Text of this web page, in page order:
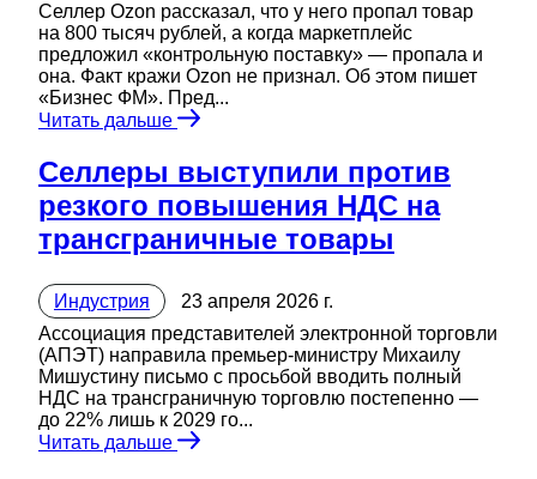
Селлер Ozon рассказал, что у него пропал товар
на 800 тысяч рублей, а когда маркетплейс
предложил «контрольную поставку» — пропала и
она. Факт кражи Ozon не признал. Об этом пишет
«Бизнес ФМ». Пред...
Читать дальше
Селлеры выступили против
резкого повышения НДС на
трансграничные товары
Индустрия
23 апреля 2026 г.
Ассоциация представителей электронной торговли
(АПЭТ) направила премьер-министру Михаилу
Мишустину письмо с просьбой вводить полный
НДС на трансграничную торговлю постепенно —
до 22% лишь к 2029 го...
Читать дальше